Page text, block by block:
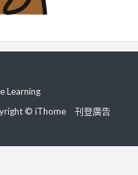
Learning
© iThome
刊登廣告